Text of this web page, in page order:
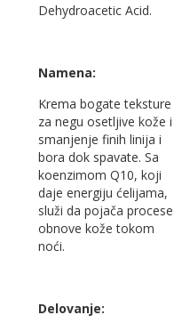
Dehydroacetic Acid.
Namena:
Krema bogate teksture
za negu osetljive kože i
smanjenje finih linija i
bora dok spavate. Sa
koenzimom Q10, koji
daje energiju ćelijama,
služi da pojača procese
obnove kože tokom
noći.
Delovanje: